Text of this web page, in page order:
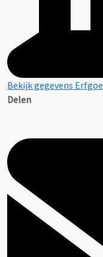
Bekijk gegevens
Delen